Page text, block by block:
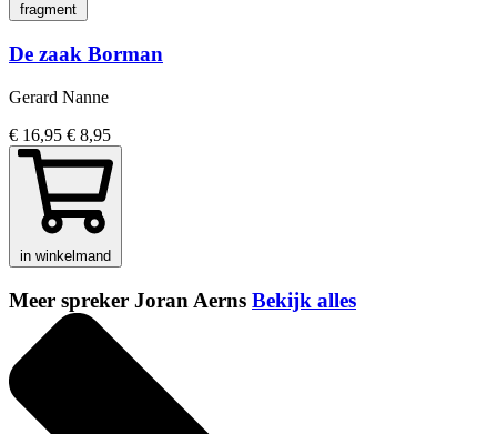
fragment
De zaak Borman
Gerard Nanne
€ 16,95 € 8,95
in winkelmand
Meer spreker Joran Aerns Bekijk alles